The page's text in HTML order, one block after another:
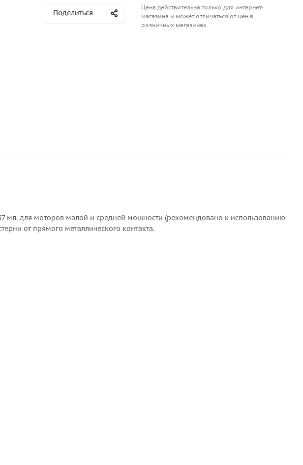
Поделиться
Цена действительна только для интернет-
магазина и может отличаться от цен в
розничных магазинах
мл. для моторов малой и средней мощности (рекомендовано к использованию
от прямого металлического контакта.